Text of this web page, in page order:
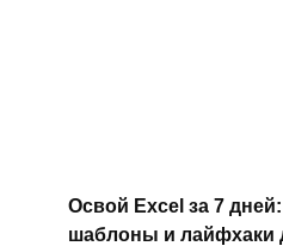
Освой Excel за 7
шаблоны и лайфхаки